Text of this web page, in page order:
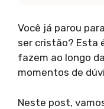
Você já parou
ser cristão? Esta
fazem ao longo
momentos de
Neste post,